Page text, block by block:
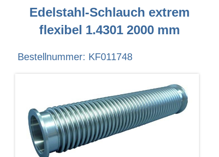
Edelstahl-Schlauch extrem
flexibel 1.4301 2000 mm
Bestellnummer: KF011748